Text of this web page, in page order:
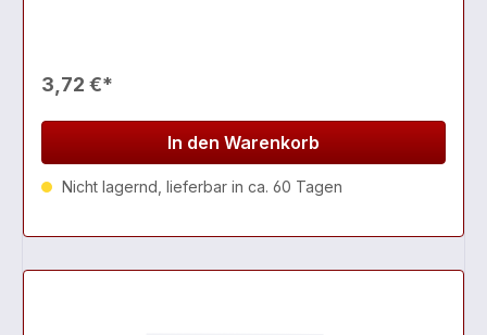
3,72 €*
In den Warenkorb
Nicht lagernd, lieferbar in ca. 60 Tagen